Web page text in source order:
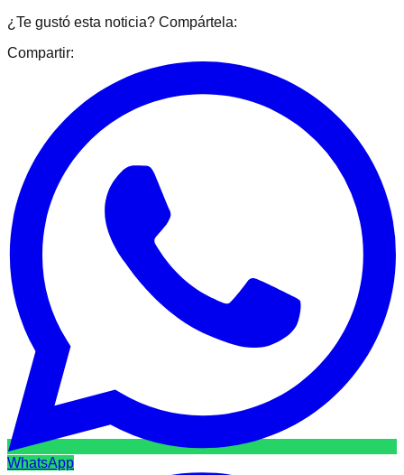
¿Te gustó esta noticia? Compártela:
Compartir:
WhatsApp